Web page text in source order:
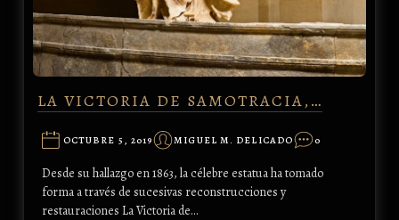
LA VICTORIA DE SAMOTRACIA,…
OCTUBRE 5, 2019 MIGUEL M. DELICADO 0
Desde su hallazgo en 1863, la célebre estatua ha tomado
forma a través de sucesivas reconstrucciones y
restauraciones La Victoria de…